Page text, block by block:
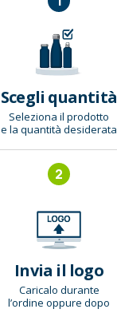
Scegli quantità
Seleziona il prodotto
e la quantità desiderata
2
Invia il logo
Caricalo durante
l’ordine oppure dopo